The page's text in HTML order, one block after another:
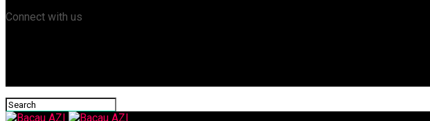
Connect with us